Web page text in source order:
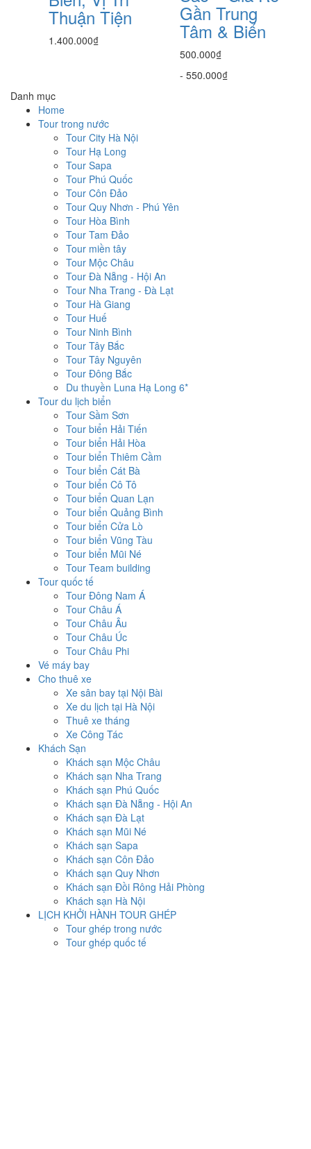
Thuận Tiện
1.400.000₫
Gần Trung
Tâm & Biển
500.000₫
- 550.000₫
Danh mục
Home
Tour trong nước
Tour City Hà Nội
Tour Hạ Long
Tour Sapa
Tour Phú Quốc
Tour Côn Đảo
Tour Quy Nhơn - Phú Yên
Tour Hòa Bình
Tour Tam Đảo
Tour miền tây
Tour Mộc Châu
Tour Đà Nẵng - Hội An
Tour Nha Trang - Đà Lạt
Tour Hà Giang
Tour Huế
Tour Ninh Bình
Tour Tây Bắc
Tour Tây Nguyên
Tour Đông Bắc
Du thuyền Luna Hạ Long 6*
Tour du lịch biển
Tour Sầm Sơn
Tour biển Hải Tiến
Tour biển Hải Hòa
Tour biển Thiêm Cầm
Tour biển Cát Bà
Tour biển Cô Tô
Tour biển Quan Lạn
Tour biển Quảng Bình
Tour biển Cửa Lò
Tour biển Vũng Tàu
Tour biển Mũi Né
Tour Team building
Tour quốc tế
Tour Đông Nam Á
Tour Châu Á
Tour Châu Âu
Tour Châu Úc
Tour Châu Phi
Vé máy bay
Cho thuê xe
Xe sân bay tại Nội Bài
Xe du lịch tại Hà Nội
Thuê xe tháng
Xe Công Tác
Khách Sạn
Khách sạn Mộc Châu
Khách sạn Nha Trang
Khách sạn Phú Quốc
Khách sạn Đà Nẵng - Hội An
Khách sạn Đà Lạt
Khách sạn Mũi Né
Khách sạn Sapa
Khách sạn Côn Đảo
Khách sạn Quy Nhơn
Khách sạn Đồi Rông Hải Phòng
Khách sạn Hà Nội
LỊCH KHỞI HÀNH TOUR GHÉP
Tour ghép trong nước
Tour ghép quốc tế